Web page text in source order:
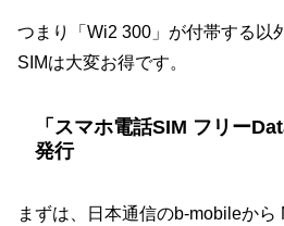
つまり「Wi2 300」が付帯する以
SIMは大変お得です。
「スマホ電話SIM フリー
発行
まずは、日本通信のb-mobileから